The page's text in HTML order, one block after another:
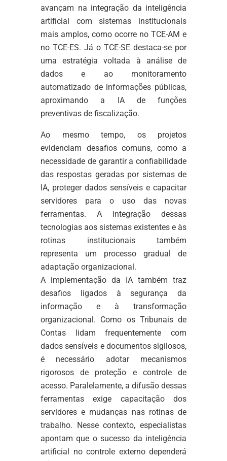
avançam na integração da inteligência
artificial com sistemas institucionais
mais amplos, como ocorre no TCE-AM e
no TCE-ES. Já o TCE-SE destaca-se por
uma estratégia voltada à análise de
dados e ao monitoramento
automatizado de informações públicas,
aproximando a IA de funções
preventivas de fiscalização.
Ao mesmo tempo, os projetos
evidenciam desafios comuns, como a
necessidade de garantir a confiabilidade
das respostas geradas por sistemas de
IA, proteger dados sensíveis e capacitar
servidores para o uso das novas
ferramentas. A integração dessas
tecnologias aos sistemas existentes e às
rotinas institucionais também
representa um processo gradual de
adaptação organizacional.
A implementação da IA também traz
desafios ligados à segurança da
informação e à transformação
organizacional. Como os Tribunais de
Contas lidam frequentemente com
dados sensíveis e documentos sigilosos,
é necessário adotar mecanismos
rigorosos de proteção e controle de
acesso. Paralelamente, a difusão dessas
ferramentas exige capacitação dos
servidores e mudanças nas rotinas de
trabalho. Nesse contexto, especialistas
apontam que o sucesso da inteligência
artificial no controle externo dependerá